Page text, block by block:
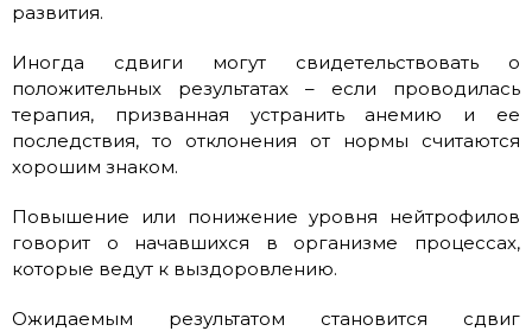
развития.
Иногда сдвиги могут свидетельствовать о
положительных результатах – если проводилась
терапия, призванная устранить анемию и ее
последствия, то отклонения от нормы считаются
хорошим знаком.
Повышение или понижение уровня нейтрофилов
говорит о начавшихся в организме процессах,
которые ведут к выздоровлению.
Ожидаемым результатом становится сдвиг